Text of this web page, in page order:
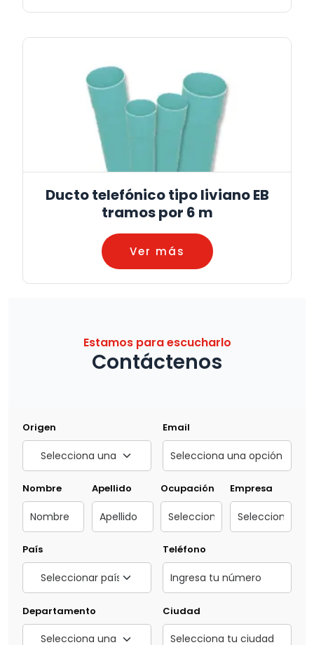
Ducto telefónico tipo liviano EB
tramos por 6 m
Ver más
Estamos para escucharlo
Contáctenos
Origen Email
Nombre Apellido Ocupación Empresa
País Teléfono
Departamento Ciudad